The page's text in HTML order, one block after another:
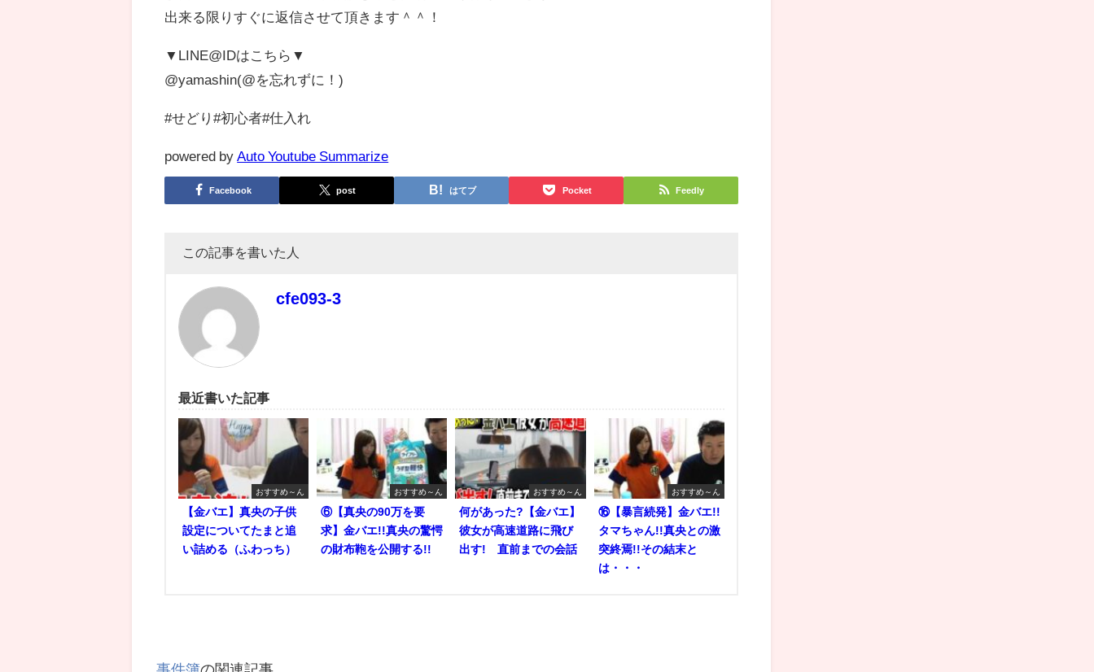
出来る限りすぐに返信させて頂きます＾＾！
▼LINE@IDはこちら▼
@yamashin(@を忘れずに！)
#せどり#初心者#仕入れ
powered by Auto Youtube Summarize
Facebook post はてブ Pocket Feedly
この記事を書いた人
cfe093-3
最近書いた記事
おすすめ～ん
【金バエ】真央の子供
設定についてたまと追
い詰める（ふわっち）
おすすめ～ん
⑥【真央の90万を要
求】金バエ!!真央の驚愕
の財布鞄を公開する!!
おすすめ～ん
何があった?【金バエ】
彼女が高速道路に飛び
出す! 直前までの会話
おすすめ～ん
⑯【暴言続発】金バエ!!
タマちゃん!!真央との激
突終焉!!その結末と
は・・・